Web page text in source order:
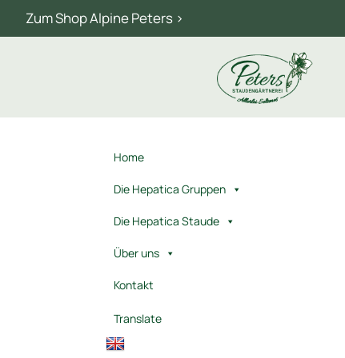
Zum Shop Alpine Peters >
Home
Die Hepatica Gruppen
Die Hepatica Staude
Über uns
Kontakt
Translate